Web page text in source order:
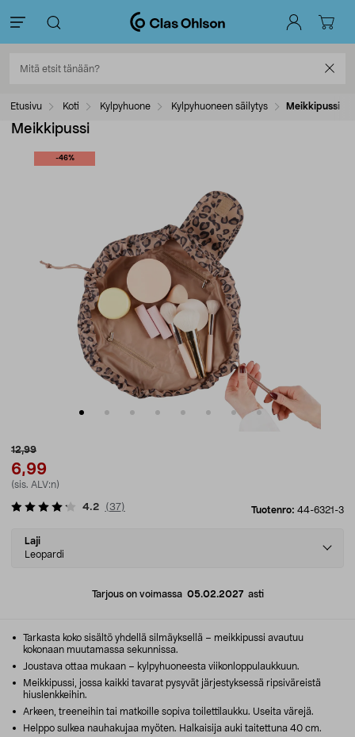
Etusivu Koti Kylpyhuone Kylpyhuoneen säilytys Meikkipussi
Meikkipussi
-46%
12,99
6,99
(sis. ALV:n)
Tuotenro: 44-6321-3
4.2 (37)
Select
variant
Laji
Leopardi
Tarjous on voimassa 05.02.2027asti
Tarkasta koko sisältö yhdellä silmäyksellä – meikkipussi avautuu
kokonaan muutamassa sekunnissa.
Joustava ottaa mukaan – kylpyhuoneesta viikonloppulaukkuun.
Meikkipussi, jossa kaikki tavarat pysyvät järjestyksessä ripsiväreistä
hiuslenkkeihin.
Arkeen, treeneihin tai matkoille sopiva toilettilaukku. Useita värejä.
Helppo sulkea nauhakujaa myöten. Halkaisija auki taitettuna 40 cm.